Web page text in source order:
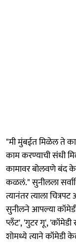
"मी मुंबईत मिळेल ते
काम करण्याची संधी
कामावर बोलवणे बंद
कळलं." सुनीलला
त्यानंतर त्याला
सुनीलने आपल्या
प्लँट', 'गुटर गू',
शोमध्ये त्याने कॉमेडी